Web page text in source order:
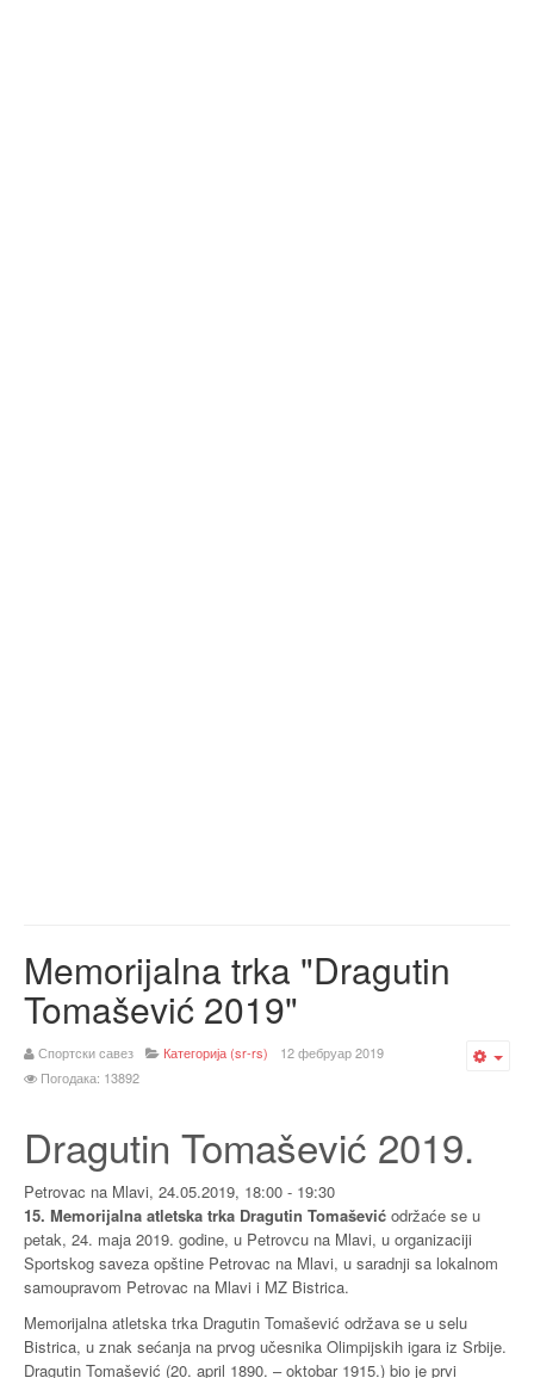
Memorijalna trka "Dragutin
Tomašević 2019"
Спортски савез Категорија (sr-rs)
12 фебруар 2019
Погодака: 13892
Dragutin Tomašević 2019.
Petrovac na Mlavi, 24.05.2019, 18:00 - 19:30
15. Memorijalna atletska trka Dragutin Tomašević održaće se u
petak, 24. maja 2019. godine, u Petrovcu na Mlavi, u organizaciji
Sportskog saveza opštine Petrovac na Mlavi, u saradnji sa lokalnom
samoupravom Petrovac na Mlavi i MZ Bistrica.
Memorijalna atletska trka Dragutin Tomašević održava se u selu
Bistrica, u znak sećanja na prvog učesnika Olimpijskih igara iz Srbije.
Dragutin Tomašević (20. april 1890. – oktobar 1915.) bio je prvi